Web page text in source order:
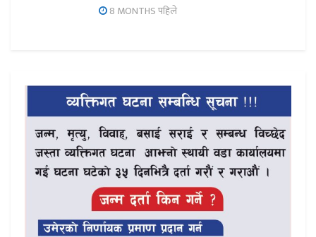
8 MONTHS पहिले